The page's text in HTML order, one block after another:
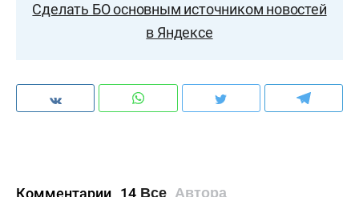
Сделать БО основным источником новостей
в Яндексе
Комментарии 14 Все Автора